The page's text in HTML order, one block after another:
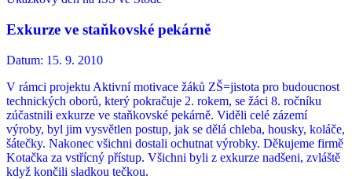
Exkurze ve staňkovské pekárně
Datum: 15. 9. 2010
V rámci projektu Aktivní motivace žáků ZŠ=jistota pro budoucnost
technických oborů, který pokračuje 2. rokem, se žáci 8. ročníku
zúčastnili exkurze ve staňkovské pekárně. Viděli celé zázemí
výroby, byl jim vysvětlen postup, jak se dělá chleba, housky, koláče,
šátečky. Nakonec všichni dostali ochutnat výrobky. Děkujeme firmě
Kotačka za vstřícný přístup. Všichni byli z exkurze nadšeni, zvláště
když končili sladkou tečkou.